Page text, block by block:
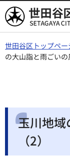
世田谷区
世田谷区トップペー
の大山詣と雨ごいの
玉川地域
（2）